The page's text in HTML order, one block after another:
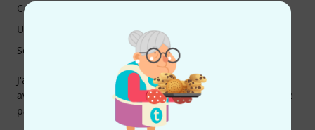
J'ai fait l'acquisition de cette interface audio pour l'utiliser
avec un smartphone android et Ik multimedia ne nous aide
pas vraiment, malgré la qualité du produit.
Caractéristiques
Utilisation
Son